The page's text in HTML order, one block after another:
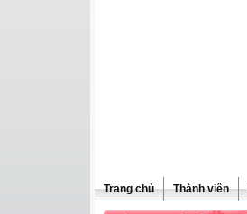
Trang chủ Thành viên